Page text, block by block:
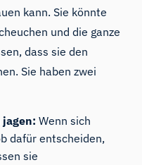
kann. Sie könnte
und die ganze
dass sie den
Sie haben zwei
jagen: Wenn sich
dafür entscheiden,
sie